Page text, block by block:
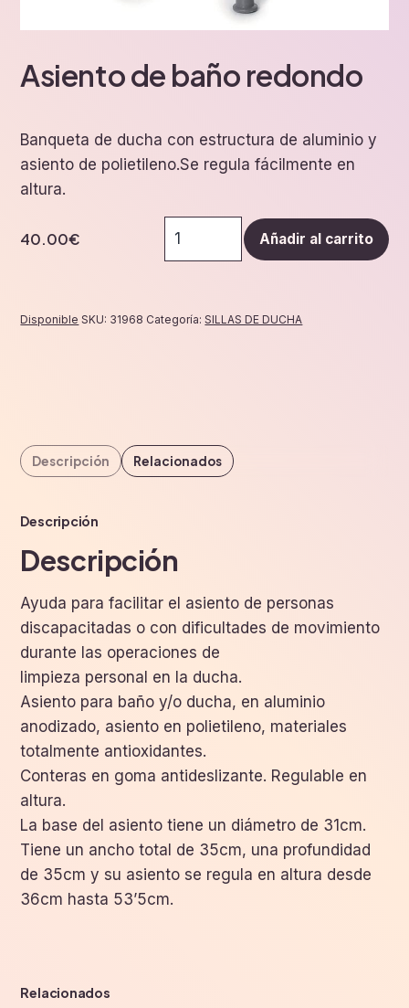
Asiento de baño redondo
Banqueta de ducha con estructura de aluminio y
asiento de polietileno.Se regula fácilmente en
altura.
40.00€
cantidad
Añadir al carrito
Disponible SKU: 31968 Categoría:SILLAS DE DUCHA
Descripción Relacionados
Descripción
Descripción
Ayuda para facilitar el asiento de personas
discapacitadas o con dificultades de movimiento
durante las operaciones de
limpieza personal en la ducha.
Asiento para baño y/o ducha, en aluminio
anodizado, asiento en polietileno, materiales
totalmente antioxidantes.
Conteras en goma antideslizante. Regulable en
altura.
La base del asiento tiene un diámetro de 31cm.
Tiene un ancho total de 35cm, una profundidad
de 35cm y su asiento se regula en altura desde
36cm hasta 53’5cm.
Relacionados